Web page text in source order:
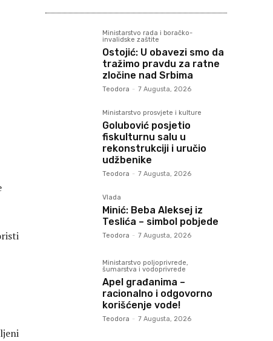
Ministarstvo rada i boračko-
invalidske zaštite
Ostojić: U obavezi smo da
tražimo pravdu za ratne
zločine nad Srbima
Teodora - 7 Augusta, 2026
Ministarstvo prosvjete i kulture
Golubović posjetio
fiskulturnu salu u
rekonstrukciji i uručio
udžbenike
Teodora - 7 Augusta, 2026
Vlada
Minić: Beba Aleksej iz
Teslića – simbol pobjede
Teodora - 7 Augusta, 2026
Ministarstvo poljoprivrede,
šumarstva i vodoprivrede
Apel građanima –
racionalno i odgovorno
korišćenje vode!
Teodora - 7 Augusta, 2026